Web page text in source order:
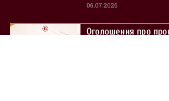
06.07.2026
Оголошення про